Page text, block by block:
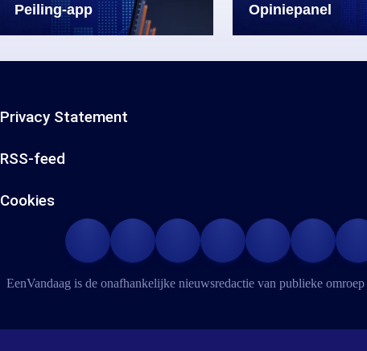
Peiling-app Opiniepanel
Privacy Statement
RSS-feed
Cookies
EenVandaag is de onafhankelijke nieuwsredactie van publieke omroep